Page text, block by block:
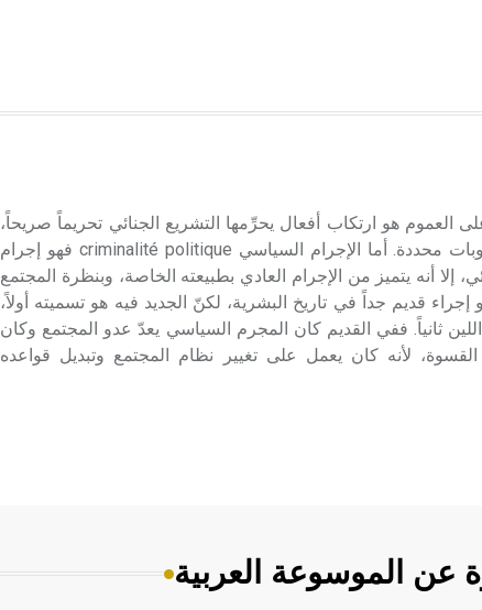
العموم هو ارتكاب أفعال يحرِّمها التشريع الجنائي تحريماً صريحاً،
ويحدد أركانها ويضع لها عقوبات محددة. أما الإجرام السياسي criminalité politique فهو إجرام
إلا أنه يتميز من الإجرام العادي بطبيعته الخاصة، وبنظرة المجتمع
قديم جداً في تاريخ البشرية، لكنّ الجديد فيه هو تسميته أولاً،
ثانياً. ففي القديم كان المجرم السياسي يعدّ عدو المجتمع وكان
لأنه كان يعمل على تغيير نظام المجتمع وتبديل قواعده
عن الموسوعة العربية